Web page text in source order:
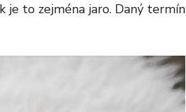
je to zejména jaro. Daný termín